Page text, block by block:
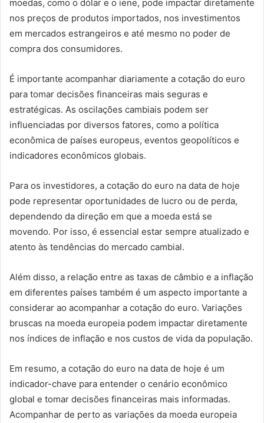
moedas, como o dólar e o iene, pode impactar diretamente
nos preços de produtos importados, nos investimentos
em mercados estrangeiros e até mesmo no poder de
compra dos consumidores.
É importante acompanhar diariamente a cotação do euro
para tomar decisões financeiras mais seguras e
estratégicas. As oscilações cambiais podem ser
influenciadas por diversos fatores, como a política
econômica de países europeus, eventos geopolíticos e
indicadores econômicos globais.
Para os investidores, a cotação do euro na data de hoje
pode representar oportunidades de lucro ou de perda,
dependendo da direção em que a moeda está se
movendo. Por isso, é essencial estar sempre atualizado e
atento às tendências do mercado cambial.
Além disso, a relação entre as taxas de câmbio e a inflação
em diferentes países também é um aspecto importante a
considerar ao acompanhar a cotação do euro. Variações
bruscas na moeda europeia podem impactar diretamente
nos índices de inflação e nos custos de vida da população.
Em resumo, a cotação do euro na data de hoje é um
indicador-chave para entender o cenário econômico
global e tomar decisões financeiras mais informadas.
Acompanhar de perto as variações da moeda europeia